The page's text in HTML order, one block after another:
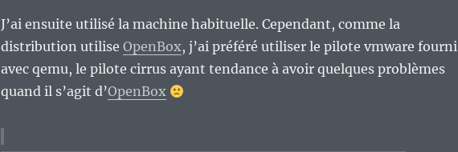
J’ai ensuite utilisé la machine habituelle. Cependant, comme la
distribution utilise OpenBox, j’ai préféré utiliser le pilote vmware fourni
avec qemu, le pilote cirrus ayant tendance à avoir quelques problèmes
quand il s’agit d’OpenBox